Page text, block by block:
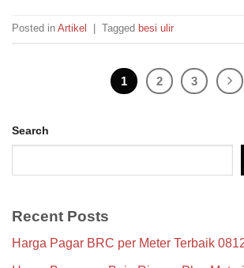
Posted in Artikel Tagged besi ulir
1 2 3
Search
Recent Posts
Harga Pagar BRC per Meter Terbaik